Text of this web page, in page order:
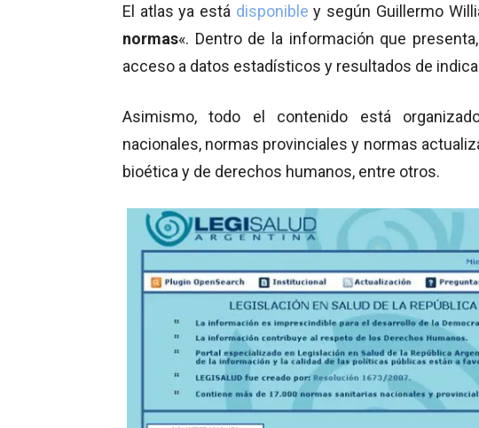
El atlas ya está disponible y según Guillermo
normas«. Dentro de la información que
acceso a datos estadísticos y resultados de
Asimismo, todo el contenido está
nacionales, normas provinciales y normas
bioética y de derechos humanos, entre otros.